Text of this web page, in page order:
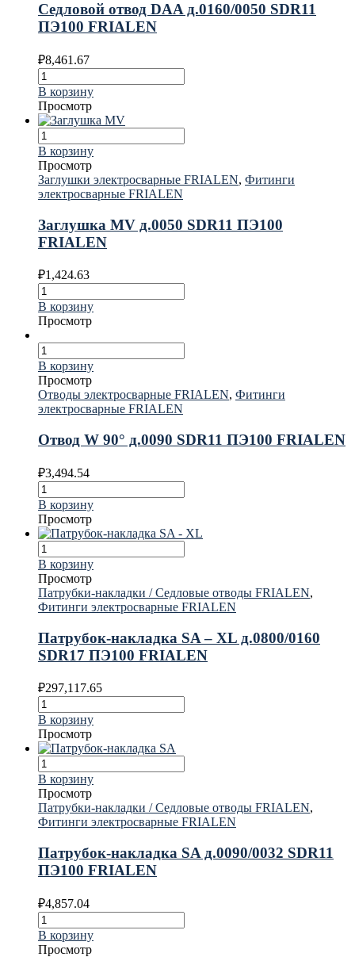
Седловой отвод DAA д.0160/0050 SDR11
ПЭ100 FRIALEN
₽8,461.67
В корзину
Просмотр
В корзину
Просмотр
Заглушки электросварные FRIALEN, Фитинги
электросварные FRIALEN
Заглушка MV д.0050 SDR11 ПЭ100
FRIALEN
₽1,424.63
В корзину
Просмотр
В корзину
Просмотр
Отводы электросварные FRIALEN, Фитинги
электросварные FRIALEN
Отвод W 90° д.0090 SDR11 ПЭ100 FRIALEN
₽3,494.54
В корзину
Просмотр
В корзину
Просмотр
Патрубки-накладки / Седловые отводы FRIALEN,
Фитинги электросварные FRIALEN
Патрубок-накладка SA – XL д.0800/0160
SDR17 ПЭ100 FRIALEN
₽297,117.65
В корзину
Просмотр
В корзину
Просмотр
Патрубки-накладки / Седловые отводы FRIALEN,
Фитинги электросварные FRIALEN
Патрубок-накладка SA д.0090/0032 SDR11
ПЭ100 FRIALEN
₽4,857.04
В корзину
Просмотр